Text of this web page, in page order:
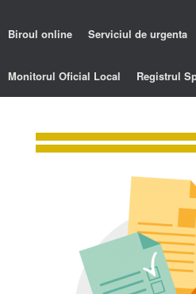
Biroul online Serviciul de urgenta
Monitorul Oficial Local Registrul